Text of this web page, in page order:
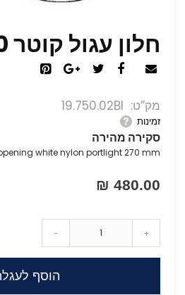
חלון עגול קוטר 270 מ"מ
מק”ט 19.750.02BI
זמינות
סקירה מהירה
white nylon portlight 270 mm
480.00 ₪
- +
הוסף